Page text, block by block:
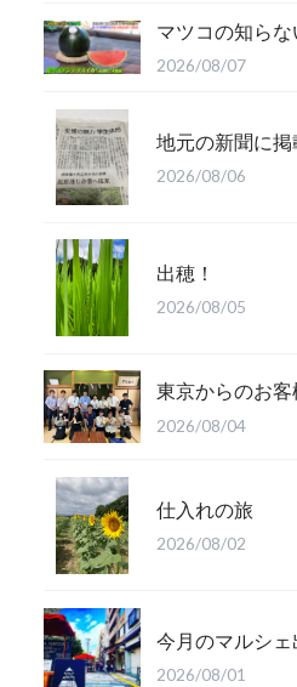
マツコの知らな
2026/08/07
地元の新聞に掲
2026/08/06
出穂！
2026/08/05
東京からのお客
2026/08/04
仕入れの旅
2026/08/02
今月のマルシェ
2026/08/01